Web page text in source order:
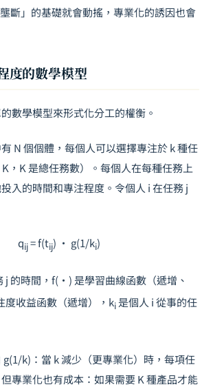
斷」的基礎就會動搖，專業化的誘因也會
度的數學模型
數學模型來形式化分工的權衡。
N個個體，每個人可以選擇專注於k種任
K ， K是總任務數）。每個人在每種任務上
入的時間和專注程度。令個人 i在任務j
qij= f(tij) · g(1/ki)
j 的時間， f(·)是學習曲線函數（遞增、
度收益函數（遞增）， ki是個人 i從事的任
g(1/k) ：當 k減少（更專業化）時，每項任
專業化也有成本：如果需要K種產品才能